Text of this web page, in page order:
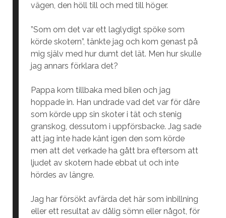
vägen, den höll till och med till höger.
”Som om det var ett laglydigt spöke som
körde skotern”, tänkte jag och kom genast på
mig själv med hur dumt det lät. Men hur skulle
jag annars förklara det?
Pappa kom tillbaka med bilen och jag
hoppade in. Han undrade vad det var för dåre
som körde upp sin skoter i tät och stenig
granskog, dessutom i uppförsbacke. Jag sade
att jag inte hade känt igen den som körde
men att det verkade ha gått bra eftersom att
ljudet av skotern hade ebbat ut och inte
hördes av längre.
Jag har försökt avfärda det här som inbillning
eller ett resultat av dålig sömn eller något, för